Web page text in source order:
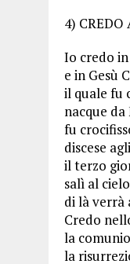
4) CREDO
Io credo
e in Gesù
il quale fu
nacque
fu
discese
il terzo
salì al
di là verrà
Credo
la
la